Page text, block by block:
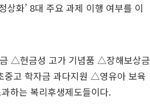
상화’ 8대 주요 과제 이행 여부를 이
△현금성 고가 기념품 △장해보상금
고 학자금 과다지원 △영유아 보육
하는 복리후생제도들이다.